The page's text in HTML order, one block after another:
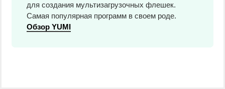
для создания мультизагрузочных флешек.
Самая популярная программ в своем роде.
Обзор YUMI